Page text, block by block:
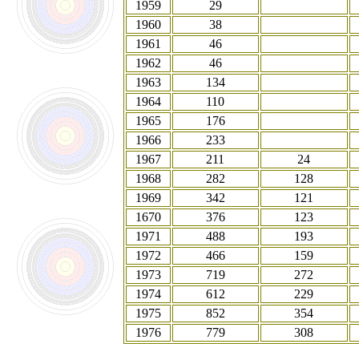
1959
29
1960
38
1961
46
1962
46
1963
134
1964
110
1965
176
1966
233
1967
211
24
1968
282
128
1969
342
121
1670
376
123
1971
488
193
1972
466
159
1973
719
272
1974
612
229
1975
852
354
1976
779 308